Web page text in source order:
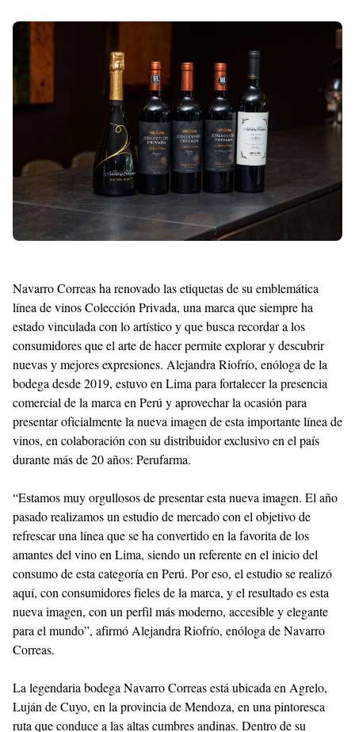
Shroff
Templates
Navarro Correas ha renovado las etiquetas de su emblemática
línea de vinos Colección Privada, una marca que siempre ha
estado vinculada con lo artístico y que busca recordar a los
consumidores que el arte de hacer permite explorar y descubrir
nuevas y mejores expresiones. Alejandra Riofrío, enóloga de la
bodega desde 2019, estuvo en Lima para fortalecer la presencia
comercial de la marca en Perú y aprovechar la ocasión para
presentar oficialmente la nueva imagen de esta importante línea de
vinos, en colaboración con su distribuidor exclusivo en el país
durante más de 20 años: Perufarma.
“Estamos muy orgullosos de presentar esta nueva imagen. El año
pasado realizamos un estudio de mercado con el objetivo de
refrescar una línea que se ha convertido en la favorita de los
amantes del vino en Lima, siendo un referente en el inicio del
consumo de esta categoría en Perú. Por eso, el estudio se realizó
aquí, con consumidores fieles de la marca, y el resultado es esta
nueva imagen, con un perfil más moderno, accesible y elegante
para el mundo”, afirmó Alejandra Riofrío, enóloga de Navarro
Correas.
La legendaria bodega Navarro Correas está ubicada en Agrelo,
Luján de Cuyo, en la provincia de Mendoza, en una pintoresca
ruta que conduce a las altas cumbres andinas. Dentro de su